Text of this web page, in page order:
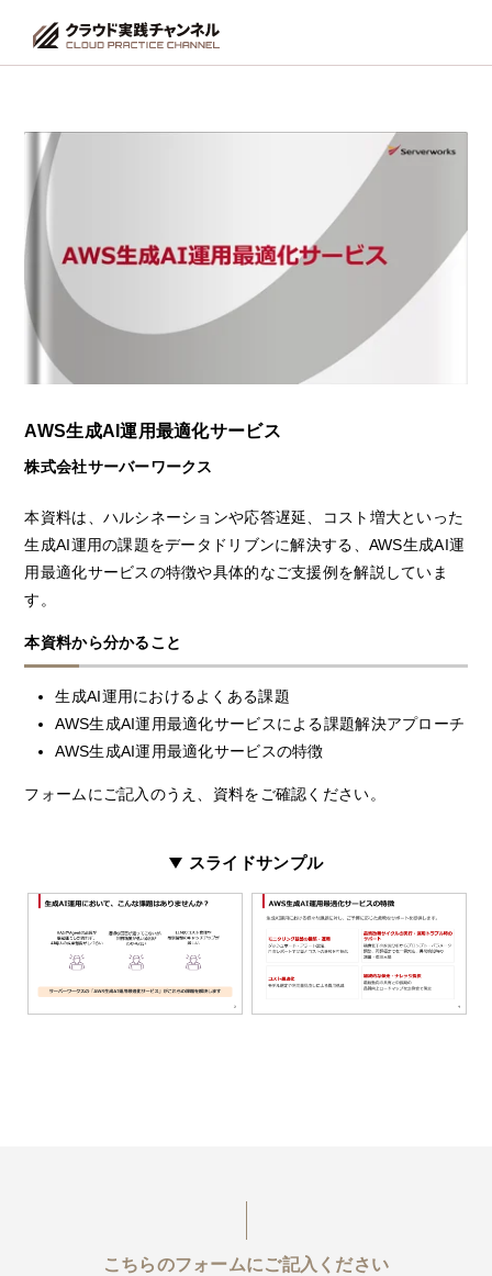
AWS生成AI運用最適化サービス
株式会社サーバーワークス
本資料は、ハルシネーションや応答遅延、コスト増大といった
生成AI運用の課題をデータドリブンに解決する、AWS生成AI運
用最適化サービスの特徴や具体的なご支援例を解説していま
す。
本資料から分かること
生成AI運用におけるよくある課題
AWS生成AI運用最適化サービスによる課題解決アプローチ
AWS生成AI運用最適化サービスの特徴
フォームにご記入のうえ、資料をご確認ください。
スライドサンプル
こちらのフォームにご記入ください